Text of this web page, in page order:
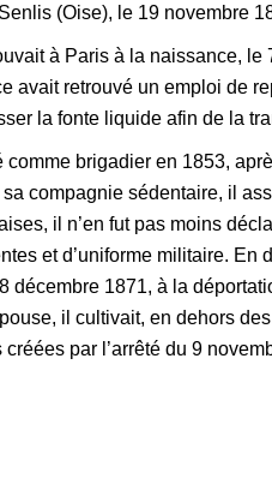
(Oise), le 19 novembre
à Paris à la naissance,
avait retrouvé un emploi de
la fonte liquide afin de la
comme brigadier en 1853,
sa compagnie sédentaire, il
il n’en fut pas moins
et d’uniforme militaire.
décembre 1871, à la
il cultivait, en dehors
par l’arrêté du 9